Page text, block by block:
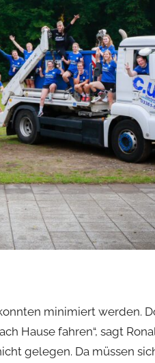
minimiert werden.
Hause fahren“, sagt
gelegen. Da müssen